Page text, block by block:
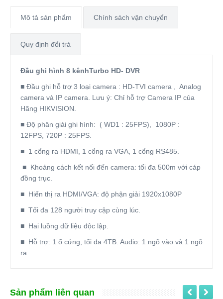
Mô tả sản phẩm Chính sách vận chuyển
Quy định đổi trả
Đầu ghi hình 8 kênhTurbo HD- DVR
■ Đầu ghi hỗ trợ 3 loại camera : HD-TVI camera , Analog
camera và IP camera. Lưu ý: Chỉ hỗ trợ Camera IP của
Hãng HIKVISION.
■ Độ phân giải ghi hình: ( WD1 : 25FPS), 1080P :
12FPS, 720P : 25FPS.
■ 1 cổng ra HDMI, 1 cổng ra VGA, 1 cổng RS485.
■ Khoảng cách kết nối đến camera: tối đa 500m với cáp
đồng trục.
■ Hiển thị ra HDMI/VGA: độ phận giải 1920x1080P
■ Tối đa 128 người truy cập cùng lúc.
■ Hai luồng dữ liệu độc lập.
■ Hỗ trợ: 1 ổ cứng, tối đa 4TB. Audio: 1 ngõ vào và 1 ngõ
ra
Sản phẩm liên quan